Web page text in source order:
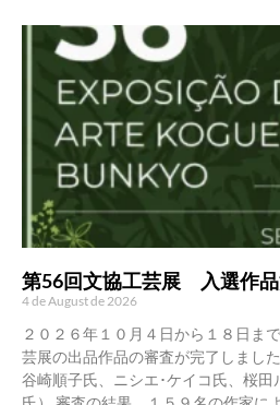
第56回文協工芸展 入選作品
4 de August de 2026
２０２６年１０月４日から１８日ま
芸展の出品作品の審査が完了しまし
谷崎順子氏、ニシエ･ケイコ氏、桜田